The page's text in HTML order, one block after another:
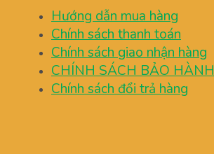
Hướng dẫn mua hàng
Chính sách thanh toán
Chính sách giao nhận hàng
CHÍNH SÁCH BẢO HÀNH
Chính sách đổi trả hàng